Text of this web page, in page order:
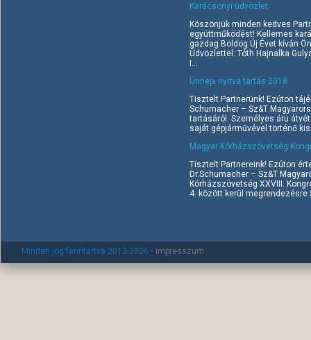
Karácsonyi üdvözlet
Köszönjük minden kedves
együttműködést! Kellemes
gazdag Boldog Új Évet kíván
Üdvözlettel: Tóth Hajnalka
I...
Ünnepi nyitva tartás 2018
Tisztelt Partnerünk! Ezúton
Schumacher – Sz&T
tartásáról. Személyes áru
saját gépjárművével történő
Magyar Kórházszövetség
Tisztelt Partnereink! Ezúton
Dr.Schumacher – Sz&T
Kórházszövetség XXVIII.
4. között kerül megrendezésre
Minden jog fenntartva 2012-2026 • Impresszum